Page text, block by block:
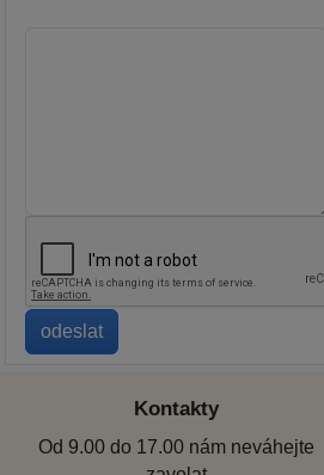
Kontakty
Od 9.00 do 17.00 nám neváhejte